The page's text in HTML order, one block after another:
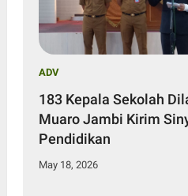
ADV
183 Kepala Sekolah
Muaro Jambi Kirim
Pendidikan
May 18, 2026